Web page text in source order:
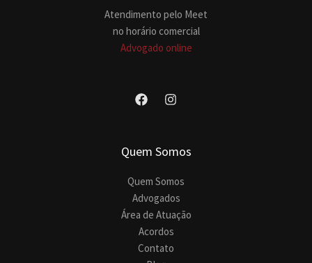
Atendimento pelo Meet
no horário comercial
Advogado online
Quem Somos
Quem Somos
Advogados
Área de Atuação
Acordos
Contato